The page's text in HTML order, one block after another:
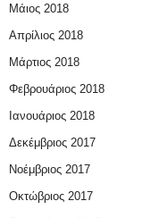
Μάιος 2018
Απρίλιος 2018
Μάρτιος 2018
Φεβρουάριος 2018
Ιανουάριος 2018
Δεκέμβριος 2017
Νοέμβριος 2017
Οκτώβριος 2017